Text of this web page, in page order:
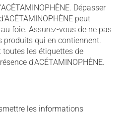
Dépasser
peut
foie. Assurez-vous de ne pas
produits qui en contiennent.
les étiquettes de
d'ACÉTAMINOPHÈNE.
les informations